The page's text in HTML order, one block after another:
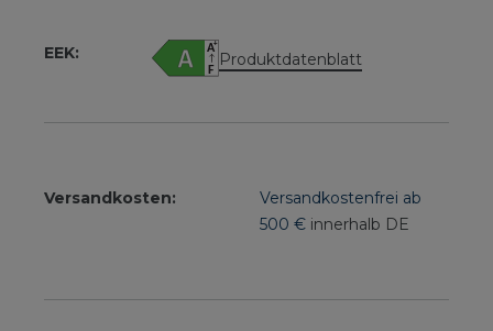
EEK: Produktdatenblatt
Versandkosten:
Versandkostenfrei ab
500 € innerhalb DE